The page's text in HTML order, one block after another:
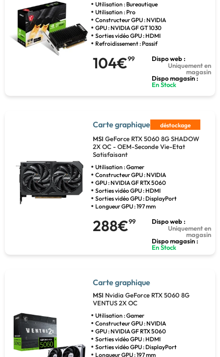
Utilisation : Bureautique
Utilisation : Pro
Constructeur GPU : NVIDIA
GPU : NVIDIA GF GT 1030
Sorties vidéo GPU : HDMI
Refroidissement : Passif
104€99
Dispo web :
Uniquement en
magasin
Dispo magasin :
En Stock
Carte graphique déstockage
MSI GeForce RTX 5060 8G SHADOW
2X OC - OEM-Seconde Vie-Etat
Satisfaisant
Utilisation : Gamer
Constructeur GPU : NVIDIA
GPU : NVIDIA GF RTX 5060
Sorties vidéo GPU : HDMI
Sorties vidéo GPU : DisplayPort
Longueur GPU : 197 mm
288€99
Dispo web :
Uniquement en
magasin
Dispo magasin :
En Stock
Carte graphique
MSI Nvidia GeForce RTX 5060 8G
VENTUS 2X OC
Utilisation : Gamer
Constructeur GPU : NVIDIA
GPU : NVIDIA GF RTX 5060
Sorties vidéo GPU : HDMI
Sorties vidéo GPU : DisplayPort
Longueur GPU : 197 mm